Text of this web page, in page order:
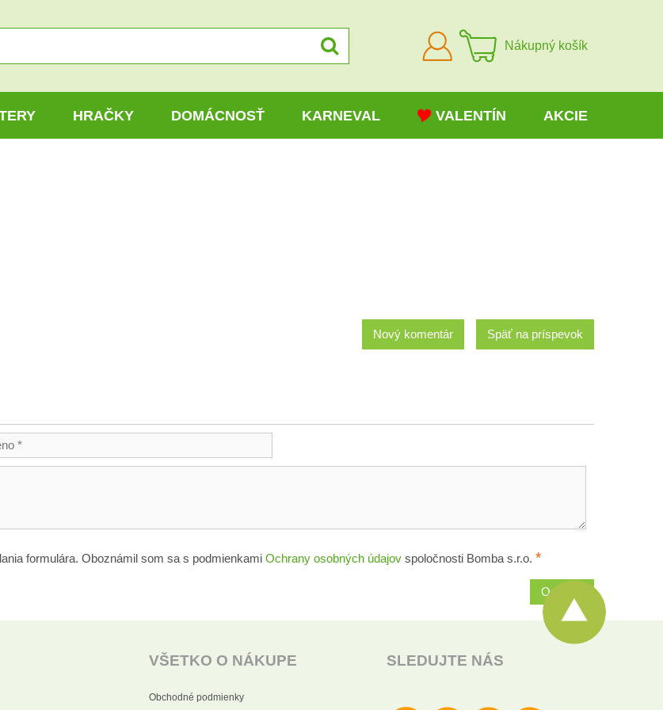
Prihlásiť
sa
Nákupný košík
HRAČKY DOMÁCNOSŤ KARNEVAL VALENTÍN AKCIE
Späť na príspevok
Nový komentár
formulára. Oboznámil som sa s podmienkami Ochrany osobných údajov spoločnosti Bomba s.r.o. *
Odoslať
VŠETKO O NÁKUPE
Obchodné podmienky
SLEDUJTE NÁS